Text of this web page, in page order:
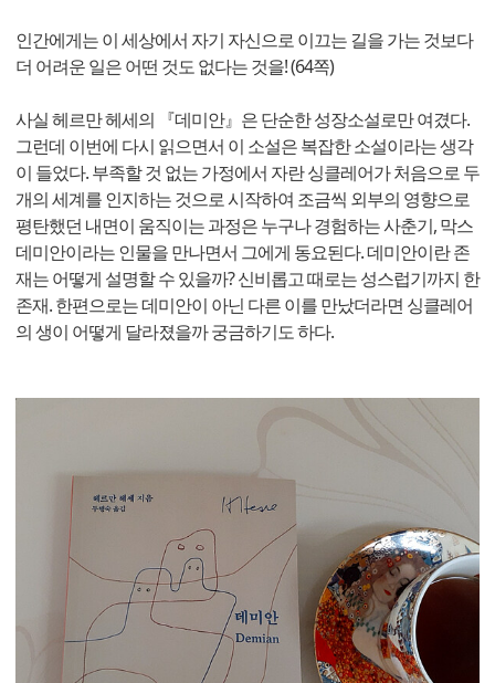
인간에게는 이 세상에서 자기 자신으로 이끄는 길을 가는 것보다
더 어려운 일은 어떤 것도 없다는 것을! (64쪽)
사실 헤르만 헤세의 『데미안』은 단순한 성장소설로만 여겼다.
그런데 이번에 다시 읽으면서 이 소설은 복잡한 소설이라는 생각
이 들었다. 부족할 것 없는 가정에서 자란 싱클레어가 처음으로 두
개의 세계를 인지하는 것으로 시작하여 조금씩 외부의 영향으로
평탄했던 내면이 움직이는 과정은 누구나 경험하는 사춘기, 막스
데미안이라는 인물을 만나면서 그에게 동요된다. 데미안이란 존
재는 어떻게 설명할 수 있을까? 신비롭고 때로는 성스럽기까지 한
존재. 한편으로는 데미안이 아닌 다른 이를 만났더라면 싱클레어
의 생이 어떻게 달라졌을까 궁금하기도 하다.